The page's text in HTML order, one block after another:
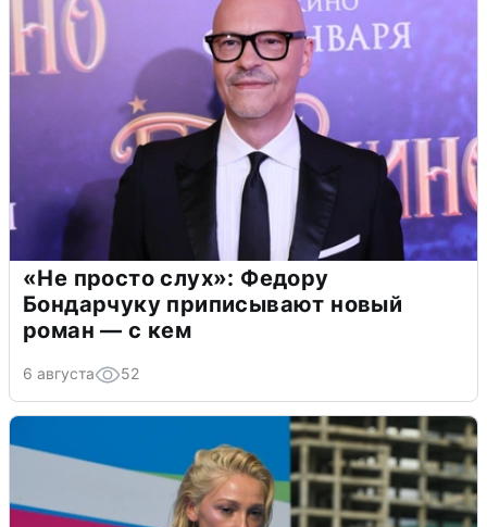
«Не просто слух»: Федору
Бондарчуку приписывают новый
роман — с кем
6 августа 52